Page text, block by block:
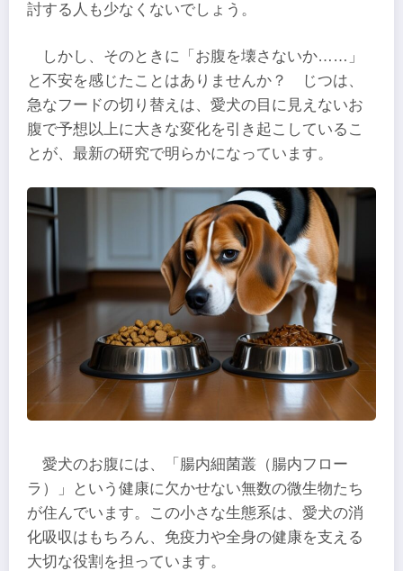
討する人も少なくないでしょう。
しかし、そのときに「お腹を壊さないか……」
と不安を感じたことはありませんか？ じつは、
急なフードの切り替えは、愛犬の目に見えないお
腹で予想以上に大きな変化を引き起こしているこ
とが、最新の研究で明らかになっています。
愛犬のお腹には、「腸内細菌叢（腸内フロー
ラ）」という健康に欠かせない無数の微生物たち
が住んでいます。この小さな生態系は、愛犬の消
化吸収はもちろん、免疫力や全身の健康を支える
大切な役割を担っています。